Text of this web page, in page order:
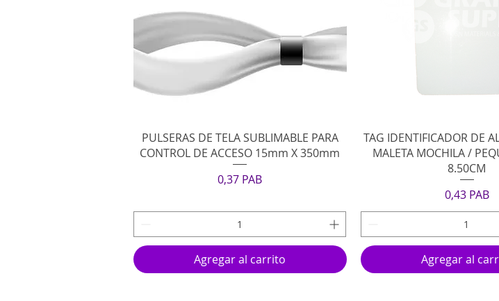
Vista rápida
PULSERAS DE TELA SUBLIMABLE PARA
CONTROL DE ACCESO 15mm X 350mm
Precio
0,37 PAB
Agregar al carrito
Vista rápida
TAG IDENTIFICADOR DE
MALETA MOCHILA /
8.50CM
Precio
0,43 PAB
Agregar al